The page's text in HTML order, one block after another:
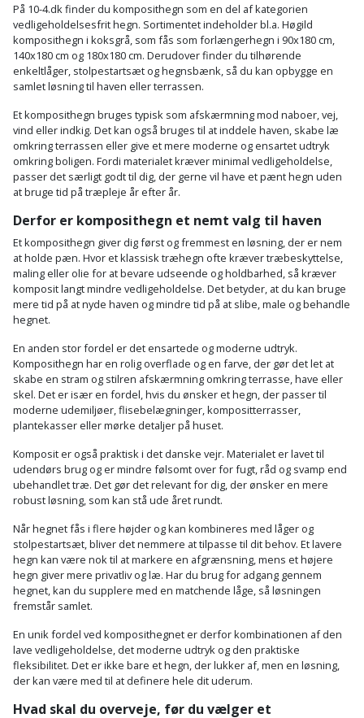
På 10-4.dk finder du komposithegn som en del af kategorien
vedligeholdelsesfrit hegn. Sortimentet indeholder bl.a. Høgild
komposithegn i koksgrå, som fås som forlængerhegn i 90x180 cm,
140x180 cm og 180x180 cm. Derudover finder du tilhørende
enkeltlåger, stolpestartsæt og hegnsbænk, så du kan opbygge en
samlet løsning til haven eller terrassen.
Et komposithegn bruges typisk som afskærmning mod naboer, vej,
vind eller indkig. Det kan også bruges til at inddele haven, skabe læ
omkring terrassen eller give et mere moderne og ensartet udtryk
omkring boligen. Fordi materialet kræver minimal vedligeholdelse,
passer det særligt godt til dig, der gerne vil have et pænt hegn uden
at bruge tid på træpleje år efter år.
Derfor er komposithegn et nemt valg til haven
Et komposithegn giver dig først og fremmest en løsning, der er nem
at holde pæn. Hvor et klassisk træhegn ofte kræver træbeskyttelse,
maling eller olie for at bevare udseende og holdbarhed, så kræver
komposit langt mindre vedligeholdelse. Det betyder, at du kan bruge
mere tid på at nyde haven og mindre tid på at slibe, male og behandle
hegnet.
En anden stor fordel er det ensartede og moderne udtryk.
Komposithegn har en rolig overflade og en farve, der gør det let at
skabe en stram og stilren afskærmning omkring terrasse, have eller
skel. Det er især en fordel, hvis du ønsker et hegn, der passer til
moderne udemiljøer, flisebelægninger, kompositterrasser,
plantekasser eller mørke detaljer på huset.
Komposit er også praktisk i det danske vejr. Materialet er lavet til
udendørs brug og er mindre følsomt over for fugt, råd og svamp end
ubehandlet træ. Det gør det relevant for dig, der ønsker en mere
robust løsning, som kan stå ude året rundt.
Når hegnet fås i flere højder og kan kombineres med låger og
stolpestartsæt, bliver det nemmere at tilpasse til dit behov. Et lavere
hegn kan være nok til at markere en afgrænsning, mens et højere
hegn giver mere privatliv og læ. Har du brug for adgang gennem
hegnet, kan du supplere med en matchende låge, så løsningen
fremstår samlet.
En unik fordel ved komposithegnet er derfor kombinationen af den
lave vedligeholdelse, det moderne udtryk og den praktiske
fleksibilitet. Det er ikke bare et hegn, der lukker af, men en løsning,
der kan være med til at definere hele dit uderum.
Hvad skal du overveje, før du vælger et